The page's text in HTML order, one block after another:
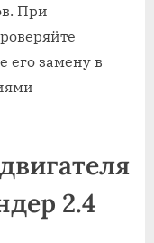
При
его замену в
2.4